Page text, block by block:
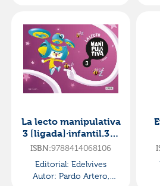
La lecto manipulativa
3 [ligada]·infantil.3er
curso
ISBN:9788414068106
Editorial: Edelvives
Autor: Pardo Artero,